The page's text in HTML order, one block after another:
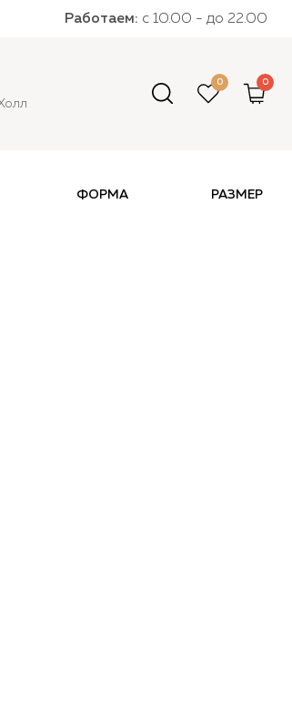
Работаем: с 10.00 - до 22.00
0 0
ФОРМА РАЗМЕР